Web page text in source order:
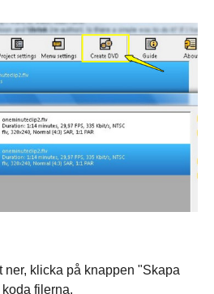
klicka på knappen "Skapa
filerna.